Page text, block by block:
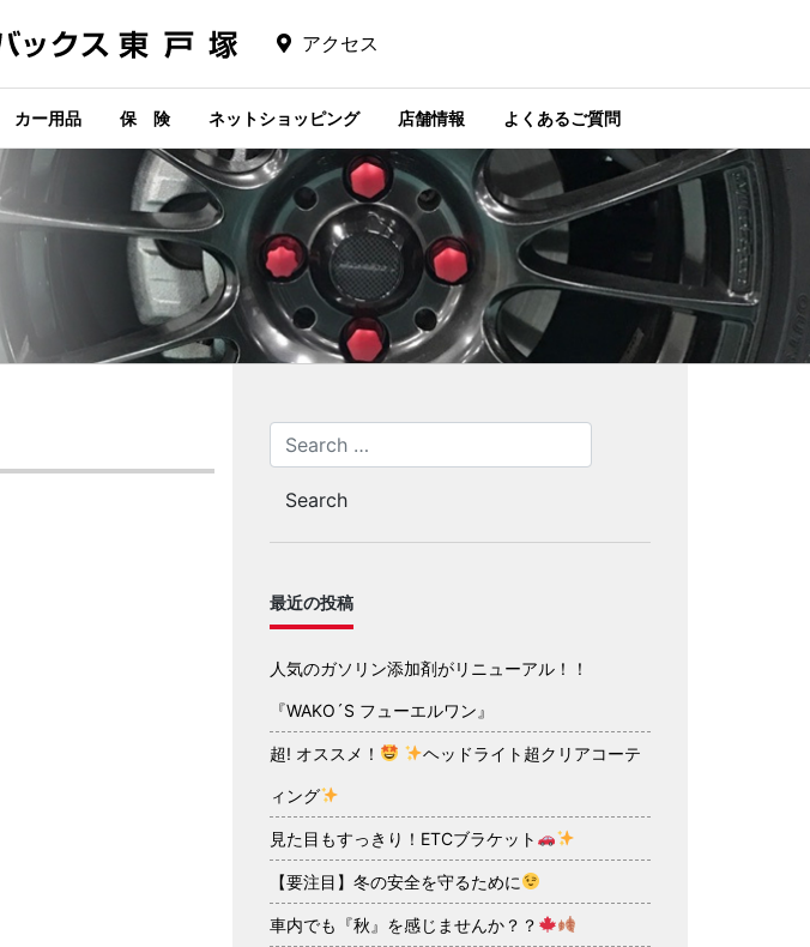
アクセス
カー用品 保 険 ネットショッピング 店舗情報 よくあるご質問
最近の投稿
人気のガソリン添加剤がリニューアル！！
『WAKO´S フューエルワン』
超! オススメ！ ヘッドライト超クリアコーテ
ィング
見た目もすっきり！ETCブラケット
【要注目】冬の安全を守るために
車内でも『秋』を感じませんか？？